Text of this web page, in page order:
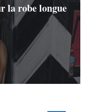
la robe longue